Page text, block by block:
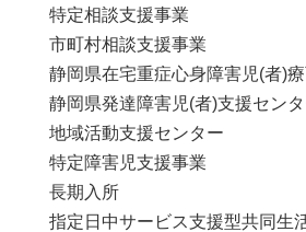
特定相談支援事業
市町村相談支援事業
静岡県在宅重症心身障害児(者)
静岡県発達障害児(者)支援セン
地域活動支援センター
特定障害児支援事業
長期入所
指定日中サービス支援型共同生